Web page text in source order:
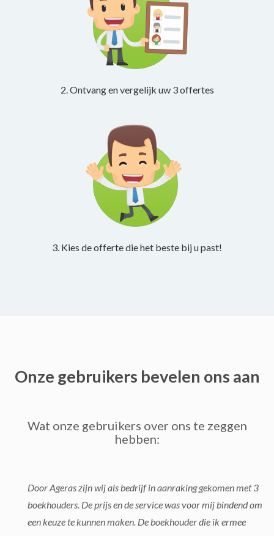
2. Ontvang en vergelijk uw 3 offertes
3. Kies de offerte die het beste bij u past!
Onze gebruikers bevelen ons aan
Wat onze gebruikers over ons te zeggen
hebben:
Door Ageras zijn wij als bedrijf in aanraking gekomen met 3
boekhouders. De prijs en de service was voor mij bindend om
een keuze te kunnen maken. De boekhouder die ik ermee